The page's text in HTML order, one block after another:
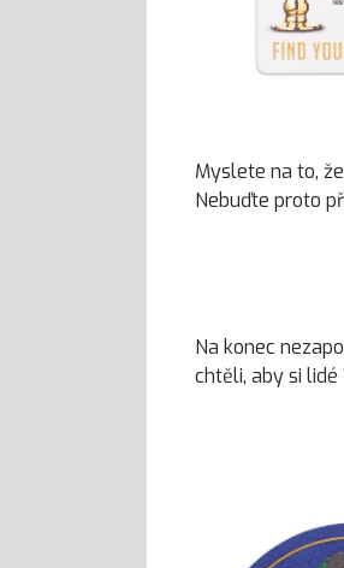
Myslete na to,
Nebuďte proto
Na konec
chtěli, aby si lidé